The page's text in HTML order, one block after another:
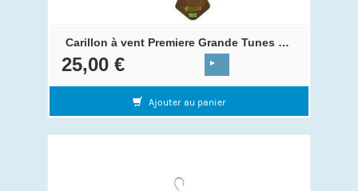
Carillon à vent Premiere Grande Tunes 35 cm Bronze
25,00 €
Ajouter au panier